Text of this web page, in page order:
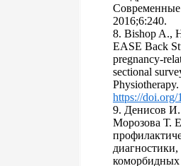
Современные
2016;6:240.
8. Bishop A.,
EASE Back
pregnancy-
sectional
https://
9. Денисов
Морозова Т.